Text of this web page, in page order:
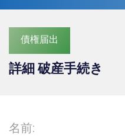
債権届出
詳細 破産手続き
名前: